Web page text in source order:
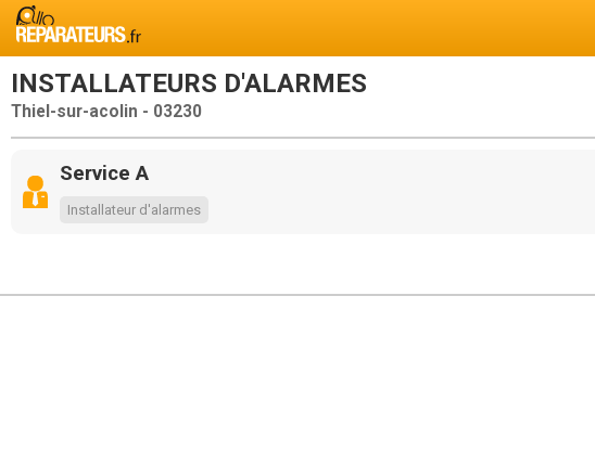
INSTALLATEURS D'ALARMES
Thiel-sur-acolin - 03230
Service A
Installateur d'alarmes